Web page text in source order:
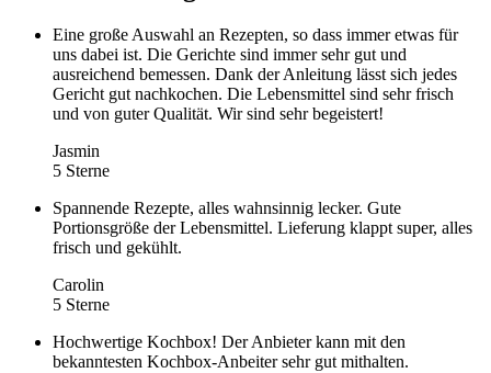
Eine große Auswahl an Rezepten, so dass immer etwas für
uns dabei ist. Die Gerichte sind immer sehr gut und
ausreichend bemessen. Dank der Anleitung lässt sich jedes
Gericht gut nachkochen. Die Lebensmittel sind sehr frisch
und von guter Qualität. Wir sind sehr begeistert!
Jasmin
5 Sterne
Spannende Rezepte, alles wahnsinnig lecker. Gute
Portionsgröße der Lebensmittel. Lieferung klappt super, alles
frisch und gekühlt.
Carolin
5 Sterne
Hochwertige Kochbox! Der Anbieter kann mit den
bekanntesten Kochbox-Anbeiter sehr gut mithalten.